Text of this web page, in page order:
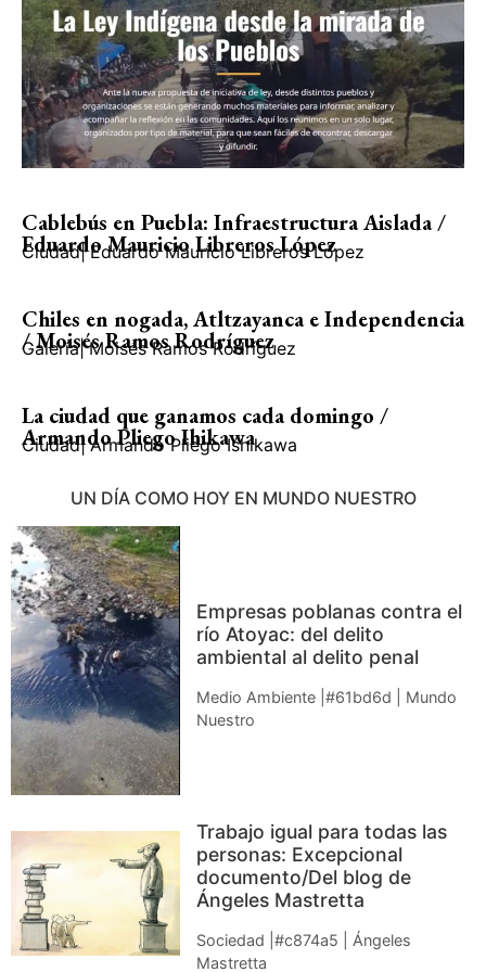
Cablebús en Puebla: Infraestructura Aislada /
Eduardo Mauricio Libreros López
Ciudad| Eduardo Mauricio Libreros López
Chiles en nogada, Atltzayanca e Independencia
/ Moisés Ramos Rodríguez
Galería| Moisés Ramos Rodríguez
La ciudad que ganamos cada domingo /
Armando Pliego Ihikawa
Ciudad| Armando Pliego Ishikawa
UN DÍA COMO HOY EN MUNDO NUESTRO
Empresas poblanas contra el
río Atoyac: del delito
ambiental al delito penal
Medio Ambiente |#61bd6d | Mundo
Nuestro
Trabajo igual para todas las
personas: Excepcional
documento/Del blog de
Ángeles Mastretta
Sociedad |#c874a5 | Ángeles
Mastretta